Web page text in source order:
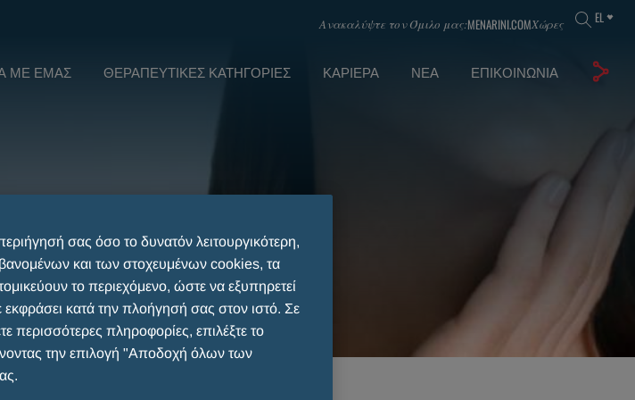
Ανακαλύψτε τον Όμιλο μας:MENARINI.COMΧώρες EL
ΜΕ ΕΜΆΣ ΘΕΡΑΠΕΥΤΙΚΈΣ ΚΑΤΗΓΟΡΊΕΣ ΚΑΡΙΈΡΑ ΝΈΑ ΕΠΙΚΟΙΝΩΝΊΑ
σας όσο το δυνατόν λειτουργικότερη,
και των στοχευμένων cookies, τα
το περιεχόμενο, ώστε να εξυπηρετεί
εκφράσει κατά την πλοήγησή σας στον ιστό. Σε
περισσότερες πληροφορίες, επιλέξτε το
την επιλογή "Αποδοχή όλων των